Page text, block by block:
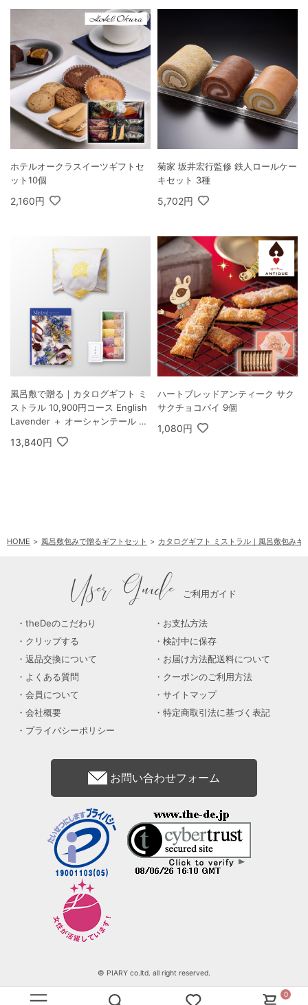
0
ホテルオークラスイーツギフトセ
ット10個
2,160円
菊家 坂井宏行監修 鉄人ロールケー
キセット 3種
5,702円
風呂敷で贈る｜カタログギフト ミ
ストラル 10,900円コース English
Lavender ＋ オーシャンテール 極
バームセット A
13,840円
ハートブレッドアンティーク サク
サクチョコパイ 9個
1,080円
HOME 風呂敷包みで贈るギフトセット カタログギフト ミストラル｜風呂敷包みギ
User Guide ご利用ガイド
theDeのこだわり
お支払方法
クリップする
検討中に保存
返品交換について
お届け方法配送料について
よくある質問
クーポンのご利用方法
会員について
サイトマップ
会社概要
特定商取引法に基づく表記
プライバシーポリシー
お問い合わせフォーム
© PIARY co.ltd. all right reserved.